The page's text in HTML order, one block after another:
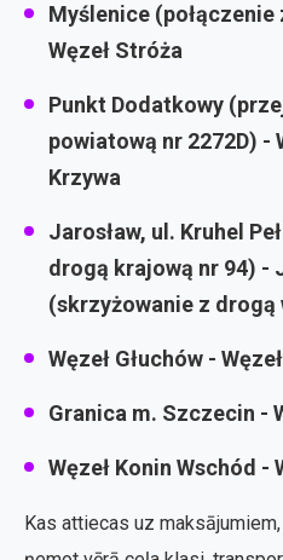
Myślenice
Węzeł Stróża
Punkt Dodatkowy
powiatową nr 2272D) -
Krzywa
Jarosław, ul. Kruhel
drogą krajową nr 94) -
(skrzyżowanie z drogą
Węzeł Głuchów -
Granica m. Szczecin -
Węzeł Konin Wschód -
Kas attiecas uz